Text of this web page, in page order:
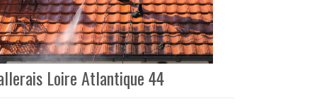
Loire Atlantique 44